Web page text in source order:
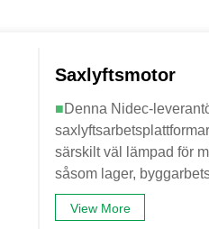
Saxlyftsmotor
■Denna Nidec-
särskilt väl lämpad för
såsom lager,
View More